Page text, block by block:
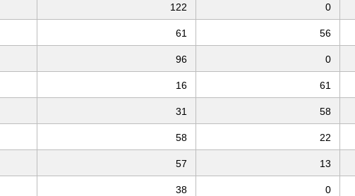
122 0
61 56
96 0
16 61
31 58
58 22
57 13
38 0